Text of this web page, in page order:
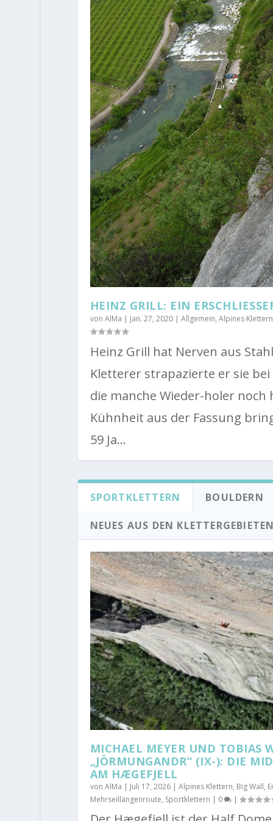
HEINZ GRILL: EIN
von AlMa | Jan. 27, 2020| Allgemein, Alpines Klettern
Heinz Grill hat Nerven aus
Kletterer strapazierte er sie bei
die manche Wieder-holer
Kühnheit aus der Fassung
59 Ja...
SPORTKLETTERN BOULDERN
NEUES AUS DEN KLETTERGEBIETEN
MICHAEL MEYER UND TOBIAS
„JÖRMUNGANDR“ (IX-): DIE
AM HÆGEFJELL
von AlMa | Juli 17, 2026| Alpines Klettern, Big Wall,
Mehrseillängenroute, Sportklettern | 0 |